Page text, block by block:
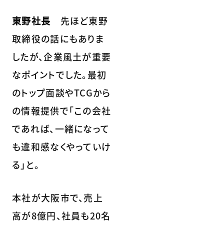
東野社長 先ほど東野
取締役の話にもありま
したが、企業風土が重要
なポイントでした。最初
のトップ面談やTCGから
の情報提供で「この会社
であれば、一緒になって
も違和感なくやっていけ
る」と。
本社が大阪市で、売上
高が8億円、社員も20名